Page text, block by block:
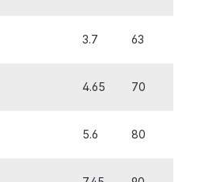
3.7 63
4.65 70
5.6 80